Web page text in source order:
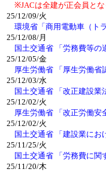
※JACは全建が正会員とな
25/12/09/火
環境省「商用電動車（ト
25/12/08/月
国土交通省 「労務費等
25/12/05/金
厚生労働省 「厚生労働省
25/12/03/水
国土交通省 「改正建設
25/12/02/火
厚生労働省 「改正労働安
25/12/02/火
国土交通省 「建設業に
25/11/25/火
国土交通省 「労務費に
25/11/20/木